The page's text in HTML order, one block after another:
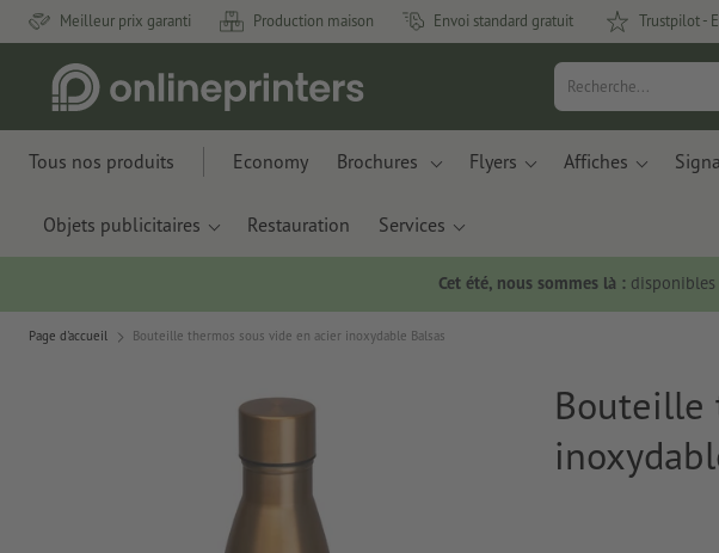
Meilleur prix garanti Production maison Envoi standard gratuit Trustpilot -
Tous nos produits Economy Brochures Flyers Affiches
Objets publicitaires Restauration Services
Cet été, nous sommes là :disponibles
Page d'accueil Bouteille thermos sous vide en acier inoxydable Balsas
Bouteille